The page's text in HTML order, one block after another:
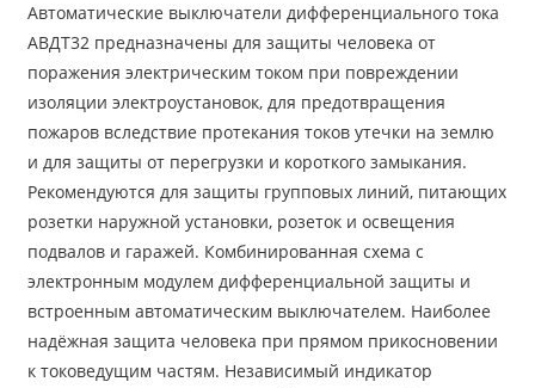
Автоматические выключатели дифференциального тока
АВДТ32 предназначены для защиты человека от
поражения электрическим током при повреждении
изоляции электроустановок, для предотвращения
пожаров вследствие протекания токов утечки на землю
и для защиты от перегрузки и короткого замыкания.
Рекомендуются для защиты групповых линий, питающих
розетки наружной установки, розеток и освещения
подвалов и гаражей. Комбинированная схема с
электронным модулем дифференциальной защиты и
встроенным автоматическим выключателем. Наиболее
надёжная защита человека при прямом прикосновении
к токоведущим частям. Независимый индикатор